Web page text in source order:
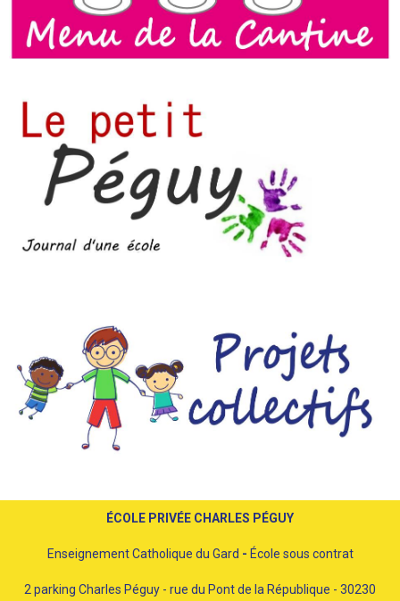
ÉCOLE PRIVÉE CHARLES PÉGUY
Enseignement Catholique du Gard - École sous contrat
2 parking Charles Péguy - rue du Pont de la République - 30230